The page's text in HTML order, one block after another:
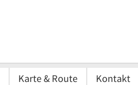
Karte & Route Kontakt